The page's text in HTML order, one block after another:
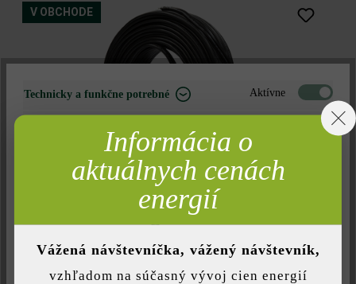
V OBCHODE
Technicky a funkčne potrebné Aktívne
Neaktívne
Komfort (funkčnosť stránky)
Informácia o
aktuálnych cenách
energií
Vážená návštevníčka, vážený návštevník,
vzhľadom na súčasný vývoj cien energií